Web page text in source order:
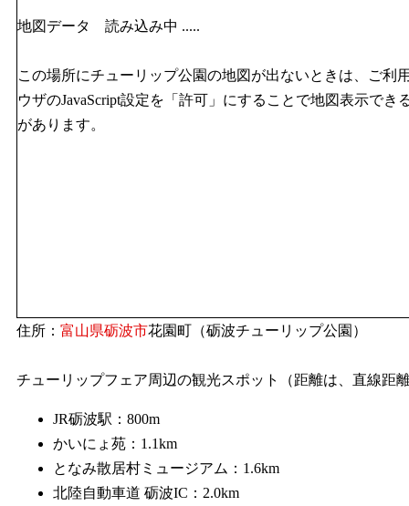
地図データ 読み込み中 .....
この場所にチューリップ公園の地図が出ないときは、ご利
ウザのJavaScript設定を「許可」にすることで地図表示でき
があります。
住所： 富山県砺波市花園町（砺波チューリップ公園）
チューリップフェア周辺の観光スポット（距離は、直線距
JR砺波駅：800m
かいにょ苑：1.1km
となみ散居村ミュージアム：1.6km
北陸自動車道 砺波IC：2.0km